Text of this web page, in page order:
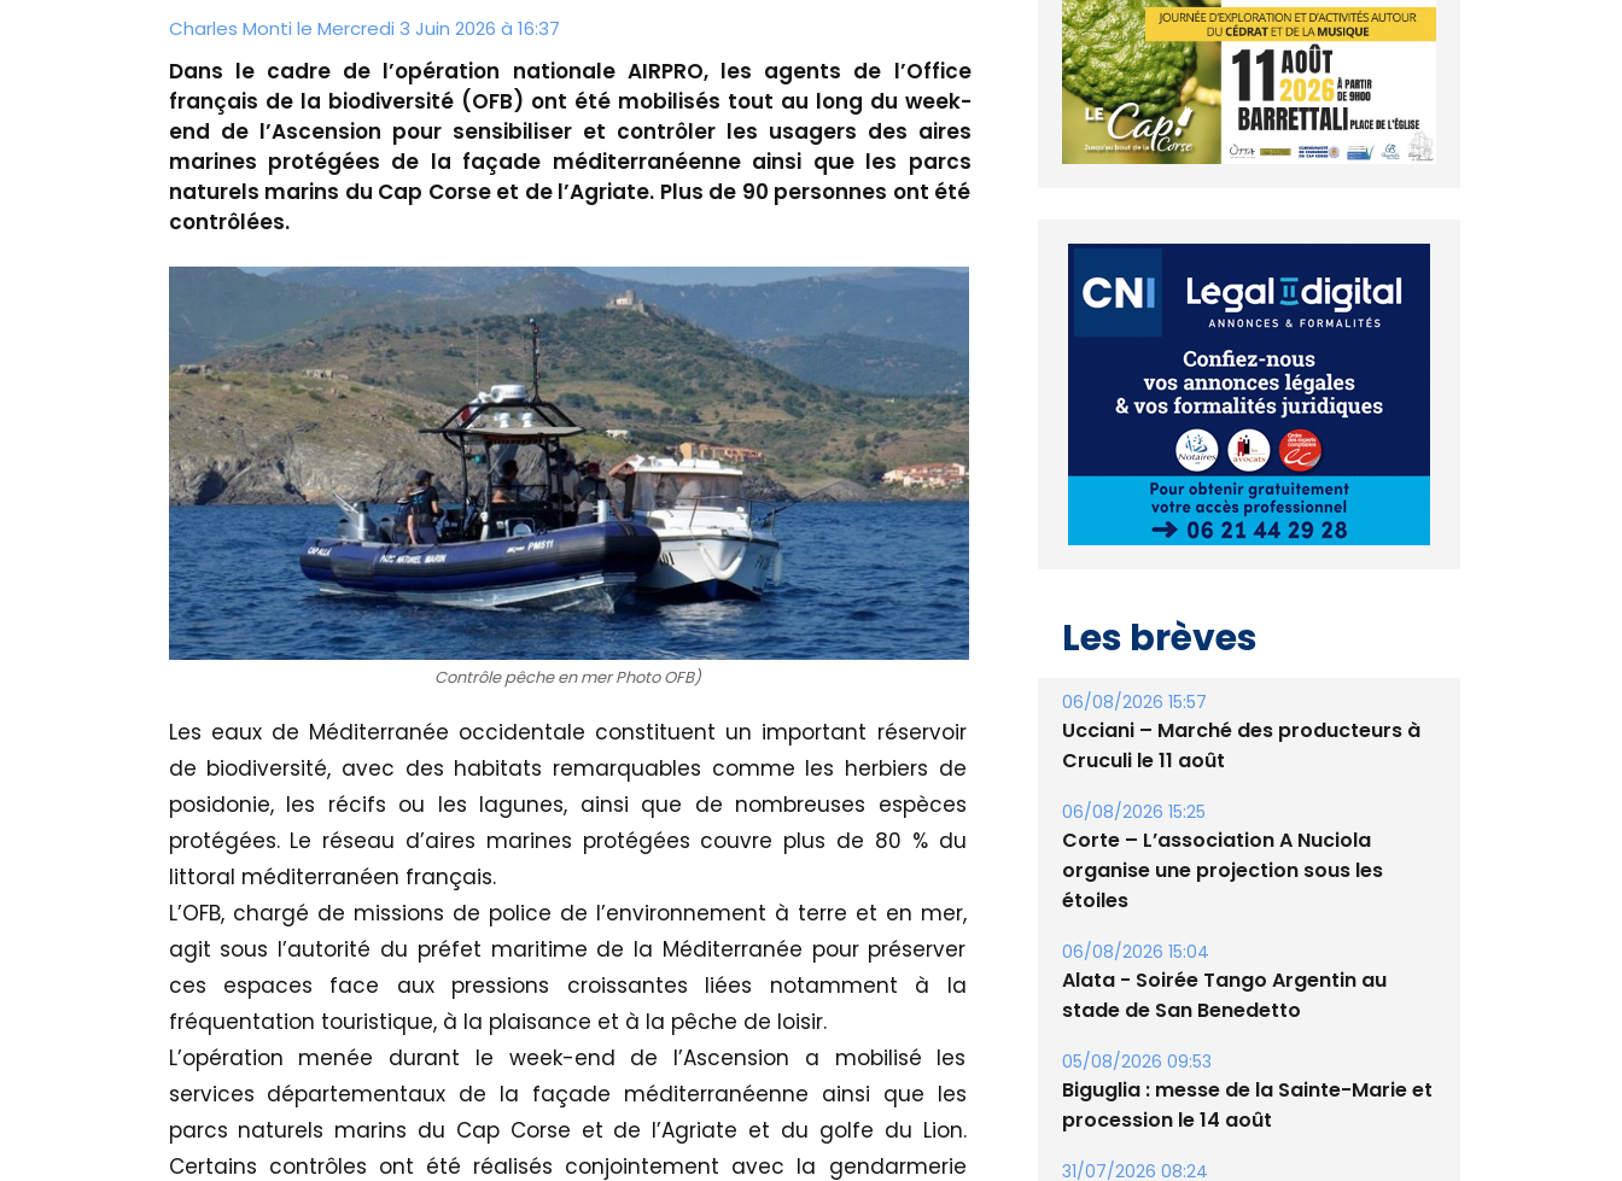
Charles Monti le Mercredi 3 Juin 2026 à 16:37
Dans le cadre de l’opération nationale AIRPRO, les agents de l’Office
français de la biodiversité (OFB) ont été mobilisés tout au long du week-
end de l’Ascension pour sensibiliser et contrôler les usagers des aires
marines protégées de la façade méditerranéenne ainsi que les parcs
naturels marins du Cap Corse et de l’Agriate. Plus de 90 personnes ont été
contrôlées.
Contrôle pêche en mer Photo OFB)
Les eaux de Méditerranée occidentale constituent un important réservoir
de biodiversité, avec des habitats remarquables comme les herbiers de
posidonie, les récifs ou les lagunes, ainsi que de nombreuses espèces
protégées. Le réseau d’aires marines protégées couvre plus de 80 % du
littoral méditerranéen français.
L’OFB, chargé de missions de police de l’environnement à terre et en mer,
agit sous l’autorité du préfet maritime de la Méditerranée pour préserver
ces espaces face aux pressions croissantes liées notamment à la
fréquentation touristique, à la plaisance et à la pêche de loisir.
L’opération menée durant le week-end de l’Ascension a mobilisé les
services départementaux de la façade méditerranéenne ainsi que les
parcs naturels marins du Cap Corse et de l’Agriate et du golfe du Lion.
Certains contrôles ont été réalisés conjointement avec la gendarmerie
Les brèves
06/08/2026 15:57
Ucciani – Marché des producteurs à
Cruculi le 11 août
06/08/2026 15:25
Corte – L’association A Nuciola
organise une projection sous les
étoiles
06/08/2026 15:04
Alata - Soirée Tango Argentin au
stade de San Benedetto
05/08/2026 09:53
Biguglia : messe de la Sainte-Marie et
procession le 14 août
31/07/2026 08:24